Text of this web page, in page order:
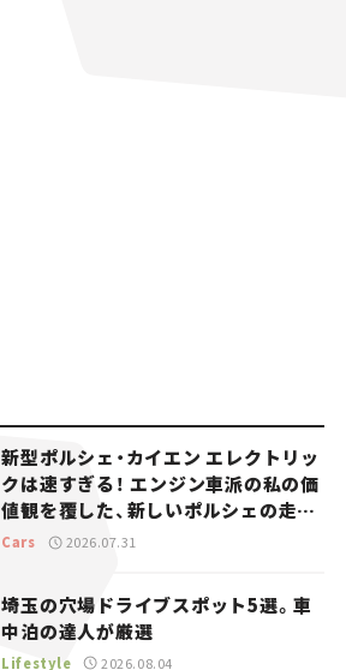
新型ポルシェ・カイエン エレクトリッ
クは速すぎる！ エンジン車派の私の価
値観を覆した、新しいポルシェの走
り。
Cars 2026.07.31
埼玉の穴場ドライブスポット5選。車
中泊の達人が厳選
Lifestyle 2026.08.04